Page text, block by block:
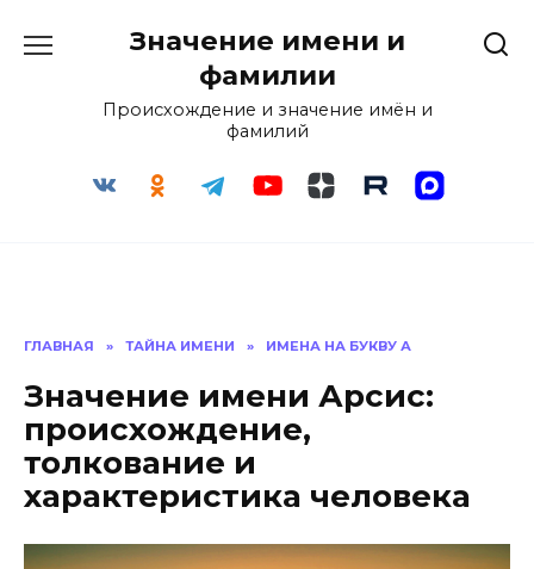
Значение имени и
фамилии
Происхождение и значение имён и
фамилий
ГЛАВНАЯ » ТАЙНА ИМЕНИ » ИМЕНА НА БУКВУ А
Значение имени Арсис:
происхождение,
толкование и
характеристика человека